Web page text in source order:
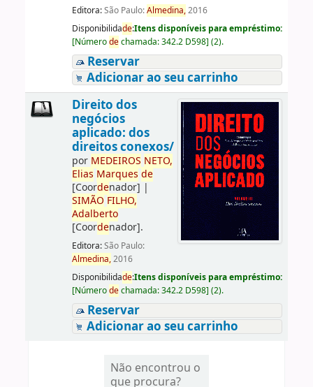
Editora:São Paulo:Almedina,2016
Disponibilidade:Itens disponíveis para empréstimo:
[Númerodechamada:342.2 D598] (2).
Reservar
Adicionar ao seu carrinho
Direito dos
negócios
aplicado: dos
direitos conexos/
por MEDEIROS NETO,
Elias Marques de
[Coordenador] |
SIMÃO FILHO,
Adalberto
[Coordenador].
Editora:São Paulo:
Almedina,2016
Disponibilidade:Itens disponíveis para empréstimo:
[Númerodechamada:342.2 D598] (2).
Reservar
Adicionar ao seu carrinho
Não encontrou o
que procura?